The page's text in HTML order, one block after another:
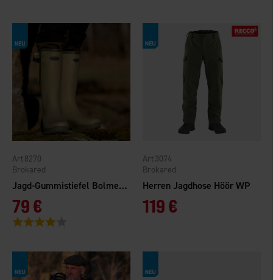
Jagd-Gummistiefel Bolmen 2.0
Brokared
8270
79 €
Bewertung:
Herren Jagdhose Höör WP
Brokared
3074
119 €